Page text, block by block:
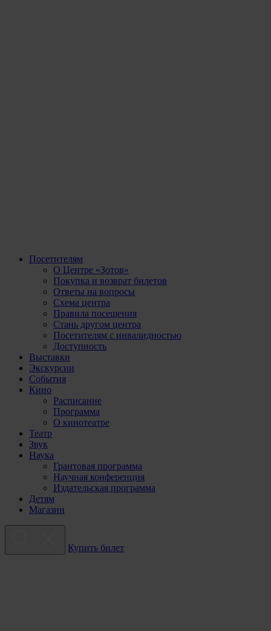
Посетителям
О Центре «Зотов»
Покупка и возврат билетов
Ответы на вопросы
Схема центра
Правила посещения
Стань другом центра
Посетителям с инвалидностью
Доступность
Выставки
Экскурсии
События
Кино
Расписание
Программа
О кинотеатре
Театр
Звук
Наука
Грантовая программа
Научная конференция
Издательская программа
Детям
Магазин
Купить билет